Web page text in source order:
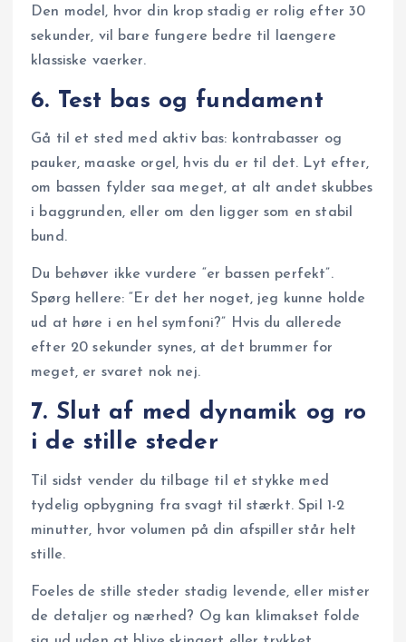
Den model, hvor din krop stadig er rolig efter 30
sekunder, vil bare fungere bedre til laengere
klassiske vaerker.
6. Test bas og fundament
Gå til et sted med aktiv bas: kontrabasser og
pauker, maaske orgel, hvis du er til det. Lyt efter,
om bassen fylder saa meget, at alt andet skubbes
i baggrunden, eller om den ligger som en stabil
bund.
Du behøver ikke vurdere “er bassen perfekt”.
Spørg hellere: “Er det her noget, jeg kunne holde
ud at høre i en hel symfoni?” Hvis du allerede
efter 20 sekunder synes, at det brummer for
meget, er svaret nok nej.
7. Slut af med dynamik og ro
i de stille steder
Til sidst vender du tilbage til et stykke med
tydelig opbygning fra svagt til stærkt. Spil 1-2
minutter, hvor volumen på din afspiller står helt
stille.
Foeles de stille steder stadig levende, eller mister
de detaljer og nærhed? Og kan klimakset folde